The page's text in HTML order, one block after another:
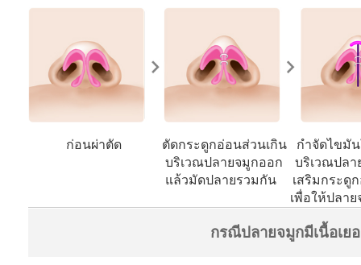
ก่อนผ่าตัด
ตัดกระดูกอ่อนส่วนเกิน
บริเวณปลายจมูกออก
แล้วมัดปลายรวมกัน
กำจัดไขมั
บริเวณปลา
เสริมกระดู
เพื่อให้ปลา
กรณีปลายจมูกมีเนื้อเย